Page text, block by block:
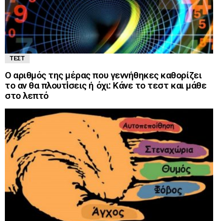
ΤΕΣΤ
Ο αριθμός της μέρας που γεννήθηκες καθορίζει
το αν θα πλουτiσεις ή όχι: Κάνε το τεστ και μάθε
στο λεπτό